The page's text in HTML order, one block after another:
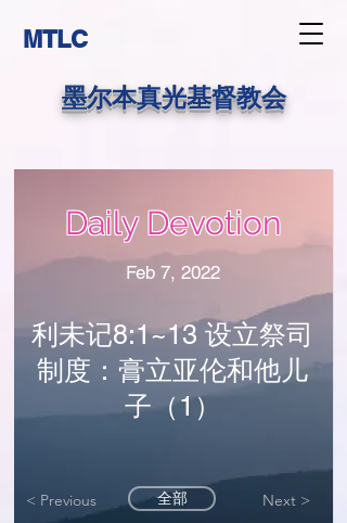
MTLC
墨尔本真光基督教会
Daily Devotion
Feb 7, 2022
利未记8:1~13 设立祭司
制度：膏立亚伦和他儿
子（1）
< Previous 全部 Next >